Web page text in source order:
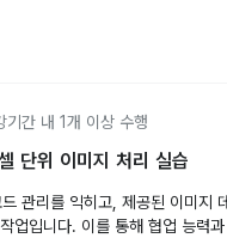
기간 내 1개 이상 수행
단위 이미지 처리 실습
관리를 익히고, 제공된 이미지
업입니다. 이를 통해 협업 능